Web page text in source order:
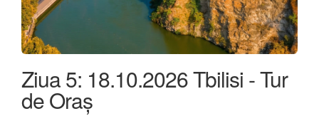
Ziua 5: 18.10.2026 Tbilisi - Tur
de Oraș